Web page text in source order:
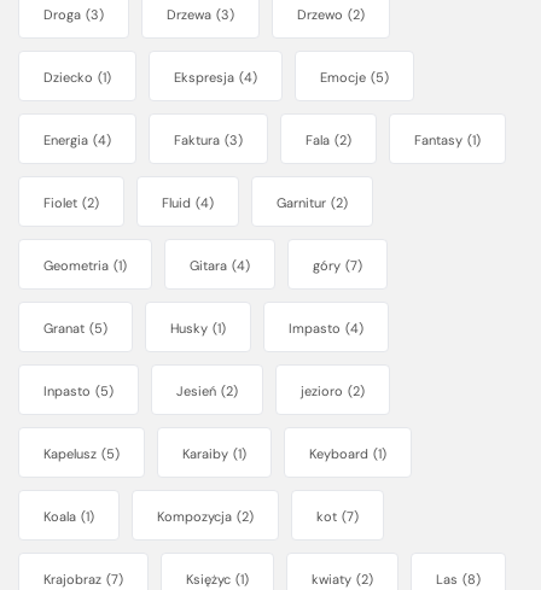
Droga (3) Drzewa (3) Drzewo (2)
Dziecko (1) Ekspresja (4) Emocje (5)
Energia (4) Faktura (3) Fala (2) Fantasy (1)
Fiolet (2) Fluid (4) Garnitur (2)
Geometria (1) Gitara (4) góry (7)
Granat (5) Husky (1) Impasto (4)
Inpasto (5) Jesień (2) jezioro (2)
Kapelusz (5) Karaiby (1) Keyboard (1)
Koala (1) Kompozycja (2) kot (7)
Krajobraz (7) Księżyc (1) kwiaty (2) Las (8)